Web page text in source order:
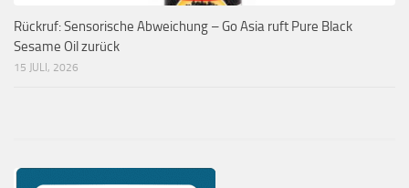
Rückruf: Sensorische Abweichung – Go Asia ruft Pure Black
Sesame Oil zurück
15 JULI, 2026